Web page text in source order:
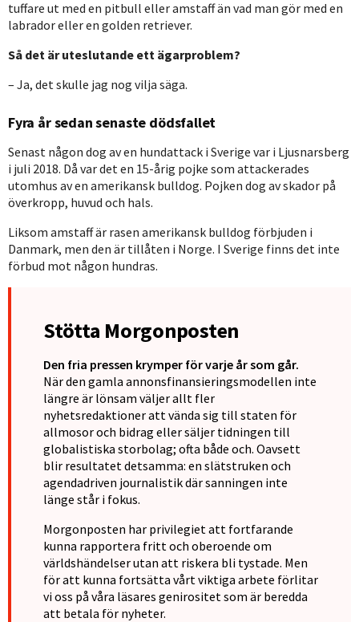
tuffare ut med en pitbull eller amstaff än vad man gör med en
labrador eller en golden retriever.
Så det är uteslutande ett ägarproblem?
– Ja, det skulle jag nog vilja säga.
Fyra år sedan senaste dödsfallet
Senast någon dog av en hundattack i Sverige var i Ljusnarsberg
i juli 2018. Då var det en 15-årig pojke som attackerades
utomhus av en amerikansk bulldog. Pojken dog av skador på
överkropp, huvud och hals.
Liksom amstaff är rasen amerikansk bulldog förbjuden i
Danmark, men den är tillåten i Norge. I Sverige finns det inte
förbud mot någon hundras.
Stötta Morgonposten
Den fria pressen krymper för varje år som går.
När den gamla annonsfinansieringsmodellen inte
längre är lönsam väljer allt fler
nyhetsredaktioner att vända sig till staten för
allmosor och bidrag eller säljer tidningen till
globalistiska storbolag; ofta både och. Oavsett
blir resultatet detsamma: en slätstruken och
agendadriven journalistik där sanningen inte
länge står i fokus.
Morgonposten har privilegiet att fortfarande
kunna rapportera fritt och oberoende om
världshändelser utan att riskera bli tystade. Men
för att kunna fortsätta vårt viktiga arbete förlitar
vi oss på våra läsares genirositet som är beredda
att betala för nyheter.